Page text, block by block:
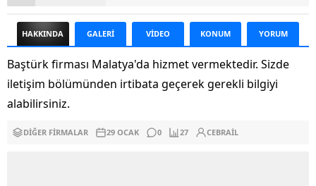
HAKKINDA GALERİ VİDEO KONUM YORUM
Baştürk firması Malatya'da hizmet vermektedir. Sizde
iletişim bölümünden irtibata geçerek gerekli bilgiyi
alabilirsiniz.
DIĞER FIRMALAR 29 OCAK 0 27 CEBRAIL